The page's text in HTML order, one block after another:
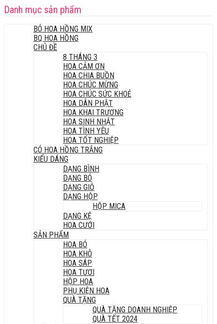
Danh mục sản phẩm
BÓ HOA HỒNG MIX
BQ HOA HỒNG
CHỦ ĐỀ
8 THÁNG 3
HOA CẢM ƠN
HOA CHIA BUỒN
HOA CHÚC MỪNG
HOA CHÚC SỨC KHOẺ
HOA DÂN PHẬT
HOA KHAI TRƯƠNG
HOA SINH NHẬT
HOA TÌNH YÊU
HOA TỐT NGHIỆP
CÓ HOA HỒNG TRẮNG
KIỂU DÁNG
DẠNG BÌNH
DẠNG BÓ
DẠNG GIỎ
DẠNG HỘP
HỘP MICA
DẠNG KỆ
HOA CƯỚI
SẢN PHẨM
HOA BÓ
HOA KHÔ
HOA SÁP
HOA TƯƠI
HỘP HOA
PHỤ KIỆN HOA
QUÀ TẶNG
QUÀ TẶNG DOANH NGHIỆP
QUÀ TẾT 2024